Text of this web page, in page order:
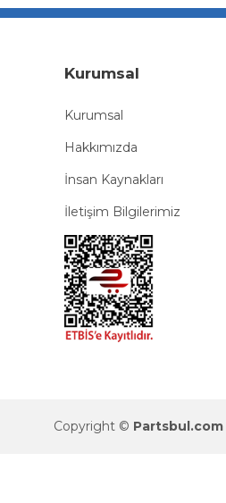
Kurumsal
Kurumsal
Hakkımızda
İnsan Kaynakları
İletişim Bilgilerimiz
Copyright © Partsbul.com